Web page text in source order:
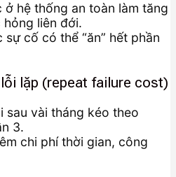
ở hệ thống an toàn làm tăng
liên đới.
cố có thể “ăn” hết phần
lặp (repeat failure cost)
sau vài tháng kéo theo
3.
chi phí thời gian, công